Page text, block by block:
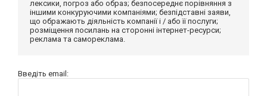
лексики, погроз або образ; безпосереднє порівняння з
іншими конкуруючими компаніями; безпідставні заяви,
що ображають діяльність компанії і / або її послуги;
розміщення посилань на сторонні інтернет-ресурси;
реклама та самореклама.
Введіть email: